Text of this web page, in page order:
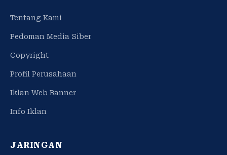
Tentang Kami
Pedoman Media Siber
Copyright
Profil Perusahaan
Iklan Web Banner
Info Iklan
JARINGAN